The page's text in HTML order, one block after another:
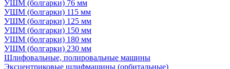
УШМ (болгарки) 76 мм
УШМ (болгарки) 115 мм
УШМ (болгарки) 125 мм
УШМ (болгарки) 150 мм
УШМ (болгарки) 180 мм
УШМ (болгарки) 230 мм
Шлифовальные, полировальные машины
Эксцентриковые шлифмашины (орбитальные)